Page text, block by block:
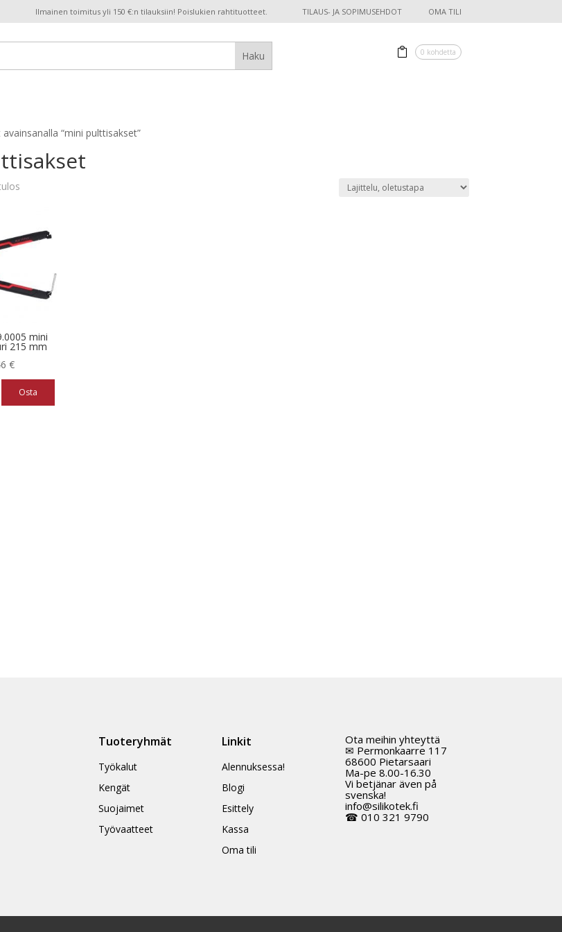
Ilmainen toimitus yli 150 €:n tilauksiin! Poislukien rahtituotteet. TILAUS- JA SOPIMUSEHDOT OMA TILI
0 kohdetta
“mini pulttisakset”
mini
215 mm
€
Osta
Tuoteryhmät
Työkalut
Kengät
Suojaimet
Työvaatteet
Linkit
Alennuksessa!
Blogi
Esittely
Kassa
Oma tili
Ota meihin yhteyttä
✉ Permonkaarre 117
68600 Pietarsaari
Ma-pe 8.00-16.30
Vi betjänar även på
svenska!
info@silikotek.fi
☎ 010 321 9790